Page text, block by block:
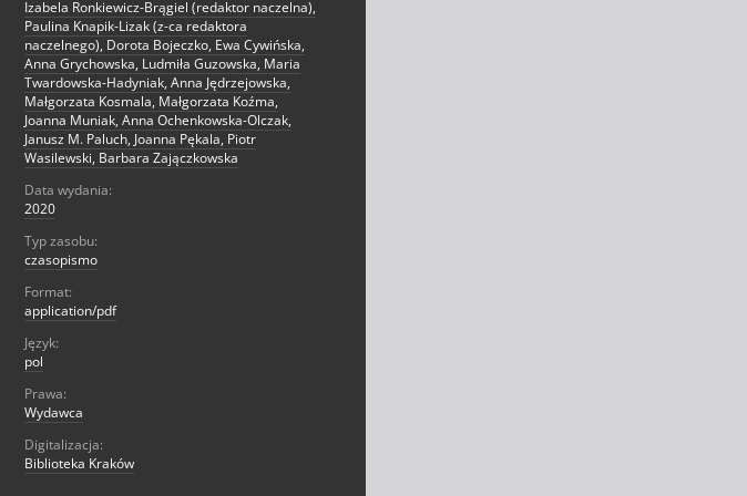
Izabela Ronkiewicz-Brągiel (redaktor naczelna),
Paulina Knapik-Lizak (z-ca redaktora
naczelnego), Dorota Bojeczko, Ewa Cywińska,
Anna Grychowska, Ludmiła Guzowska, Maria
Twardowska-Hadyniak, Anna Jędrzejowska,
Małgorzata Kosmala, Małgorzata Koźma,
Joanna Muniak, Anna Ochenkowska-Olczak,
Janusz M. Paluch, Joanna Pękala, Piotr
Wasilewski, Barbara Zajączkowska
Data wydania:
2020
Typ zasobu:
czasopismo
Format:
application/pdf
Język:
pol
Prawa:
Wydawca
Digitalizacja:
Biblioteka Kraków